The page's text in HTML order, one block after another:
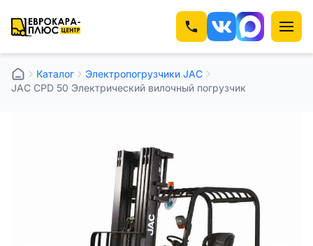
Каталог
Электропогрузчики JAC
JAC CPD 50 Электрический вилочный погрузчик